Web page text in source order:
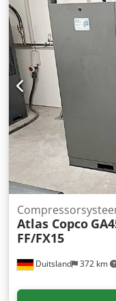
werkdruk: 8.5bar,
Kaeser BS 60,
draaiuren: 50674h. 4)
bouwjaar: 1990,
Compressor Atlas
10bar, draaiuren:
bouwjaar: 1997,
TF 171, bouwjaar:
Kaeser TE 76,
Documentatie
mogelijk.
Duitsland 372 km
Atlas Copco
FF/FX15